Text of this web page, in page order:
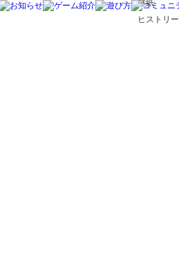
壁紙
ヒストリー